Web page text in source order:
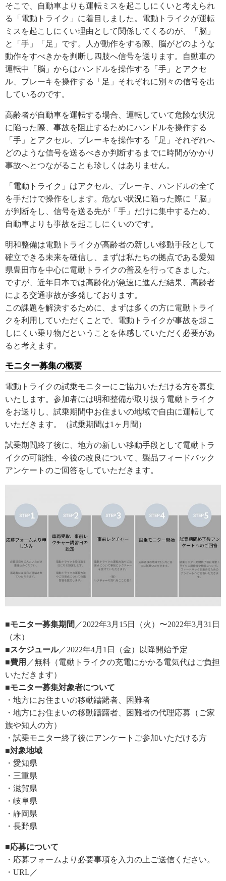
そこで、自動車よりも運転ミスを起こしにくいと考えられ
る「電動トライク」に着目しました。電動トライクが運転
ミスを起こしにくい理由として関係してくるのが、「脳」
と「手」「足」です。人が動作をする際、脳がどのような
動作をすべきかを判断し四肢へ信号を送ります。自動車の
運転中「脳」からはハンドルを操作する「手」とアクセ
ル、ブレーキを操作する「足」それぞれに別々の信号を出
しているのです。
高齢者が自動車を運転する場合、運転していて危険な状況
に陥った際、事故を阻止するためにハンドルを操作する
「手」とアクセル、ブレーキを操作する「足」それぞれへ
どのような信号を送るべきか判断するまでに時間がかかり
事故へとつながることも珍しくはありません。
「電動トライク」はアクセル、ブレーキ、ハンドルの全て
を手だけで操作をします。危ない状況に陥った際に「脳」
が判断をし、信号を送る先が「手」だけに集中するため、
自動車よりも事故を起こしにくいのです。
明和整備は電動トライクが高齢者の新しい移動手段として
確立できる未来を確信し、まずは私たちの拠点である愛知
県豊田市を中心に電動トライクの普及を行ってきました。
ですが、近年日本では高齢化が急速に進んだ結果、高齢者
による交通事故が多発しております。
この課題を解決するために、まずは多くの方に電動トライ
クを利用していただくことで、電動トライクが事故を起こ
しにくい乗り物だということを体感していただく必要があ
ると考えます。
モニター募集の概要
電動トライクの試乗モニターにご協力いただける方を募集
いたします。参加者には明和整備が取り扱う電動トライク
をお送りし、試乗期間中お住まいの地域で自由に運転して
いただきます。（試乗期間は1ヶ月間）
試乗期間終了後に、地方の新しい移動手段として電動トラ
イクの可能性、今後の改良について、製品フィードバック
アンケートのご回答をしていただきます。
■モニター募集期間 ／2022年3月15日（火）〜2022年3月31日
（木）
■スケジュール／2022年4月1日（金）以降開始予定
■費用 ／無料（電動トライクの充電にかかる電気代はご負担
いただきます）
■モニター募集対象者について
・地方にお住まいの移動躊躇者、困難者
・地方にお住まいの移動躊躇者、困難者の代理応募（ご家
族や知人の方）
・試乗モニター終了後にアンケートご参加いただける方
■対象地域
・愛知県
・三重県
・滋賀県
・岐阜県
・静岡県
・長野県
■応募について
・応募フォームより必要事項を入力の上ご送信ください。
・URL／